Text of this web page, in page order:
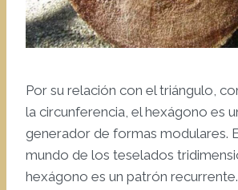
Por su relación con el triángulo,
la circunferencia, el hexágono es
generador de formas modulares.
mundo de los teselados
hexágono es un patrón recurrente.